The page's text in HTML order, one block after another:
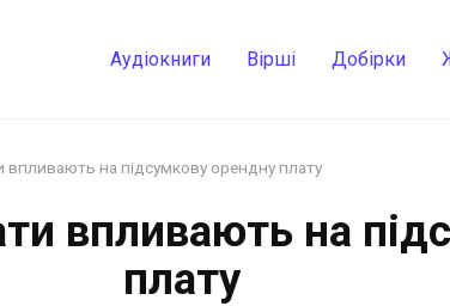
Аудіокниги Вірші Добірки
впливають на підсумкову орендну плату
впливають на
плату